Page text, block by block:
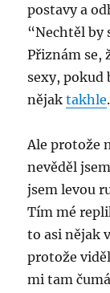
postavy a
“Nechtěl by
Přiznám se,
sexy, pokud
nějaktakhle.
Ale protože
nevěděl
jsem levou
Tím mé
to asi nějak
protože
mi tam